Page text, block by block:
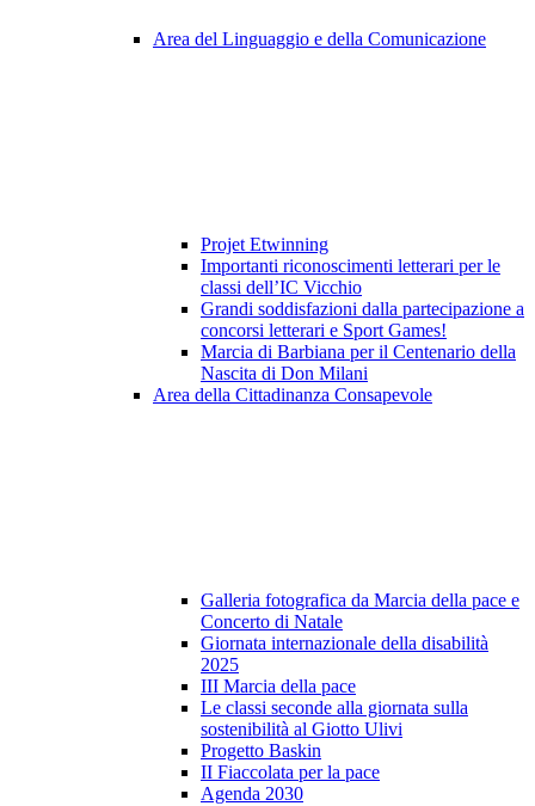
Area del Linguaggio e della Comunicazione
Projet Etwinning
Importanti riconoscimenti letterari per le
classi dell’IC Vicchio
Grandi soddisfazioni dalla partecipazione a
concorsi letterari e Sport Games!
Marcia di Barbiana per il Centenario della
Nascita di Don Milani
Area della Cittadinanza Consapevole
Galleria fotografica da Marcia della pace e
Concerto di Natale
Giornata internazionale della disabilità
2025
III Marcia della pace
Le classi seconde alla giornata sulla
sostenibilità al Giotto Ulivi
Progetto Baskin
II Fiaccolata per la pace
Agenda 2030